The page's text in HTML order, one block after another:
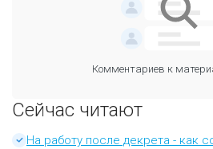
Комментариев к
Сейчас читают
На работу после декрета - как